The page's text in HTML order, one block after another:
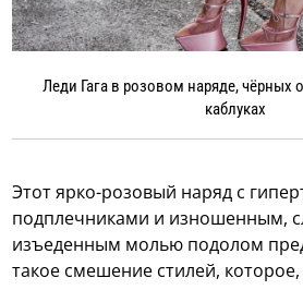
Леди Гага в розовом наряде, чёрных
каблуках
Этот ярко-розовый наряд с
подплечниками и изношенным,
изъеденным молью подолом
такое смешение стилей,